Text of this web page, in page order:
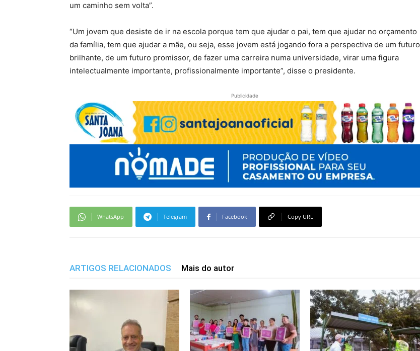
um caminho sem volta”.
“Um jovem que desiste de ir na escola porque tem que ajudar o pai, tem que ajudar no orçamento
da família, tem que ajudar a mãe, ou seja, esse jovem está jogando fora a perspectiva de um futuro
brilhante, de um futuro promissor, de fazer uma carreira numa universidade, virar uma figura
intelectualmente importante, profissionalmente importante”, disse o presidente.
Publicidade
WhatsApp Telegram Facebook Copy URL
ARTIGOS RELACIONADOS Mais do autor